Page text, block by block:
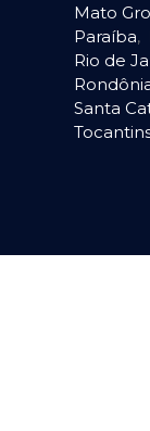
Mato
Paraíba,
Rio de
Santa